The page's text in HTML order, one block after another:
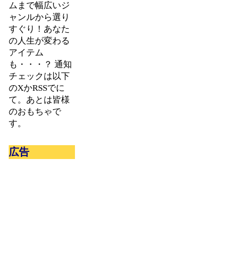
ムまで幅広いジ
ャンルから選り
すぐり！あなた
の人生が変わる
アイテム
も・・・？ 通知
チェックは以下
のXかRSSでに
て。あとは皆様
のおもちゃで
す。
広告